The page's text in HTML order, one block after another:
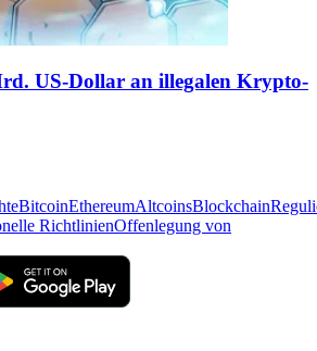
US-Dollar an illegalen Krypto-
BitcoinEthereumAltcoinsBlockchain
RichtlinienOffenlegung von